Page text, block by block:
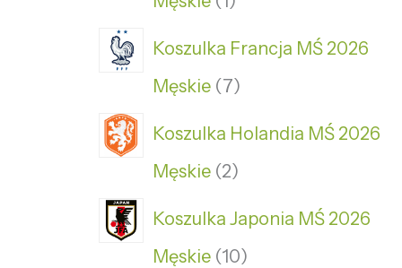
Koszulka Francja MŚ 2026
Męskie 7
Koszulka Holandia MŚ 2026
Męskie 2
Koszulka Japonia MŚ 2026
Męskie 10